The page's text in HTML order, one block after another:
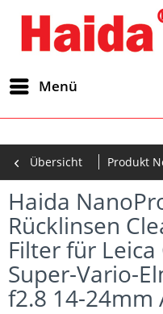
Menü
Übersicht Produkt
Haida
Rücklinsen
Filter für Leica
Super-Vario-
f2.8 14-24mm